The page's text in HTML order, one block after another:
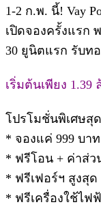
1-2 ก.พ. นี้! Vay
เปิดจองครั้งแรก
30 ยูนิตแรก รับท
เริ่มต้นเพียง 1.39
โปรโมชั่นพิเศษสุ
* จองแค่ 999 บาท
* ฟรีโอน + ค่าส่ว
* ฟรีเฟอร์ฯ สูงสุด
* ฟรีเครื่องใช้ไฟ